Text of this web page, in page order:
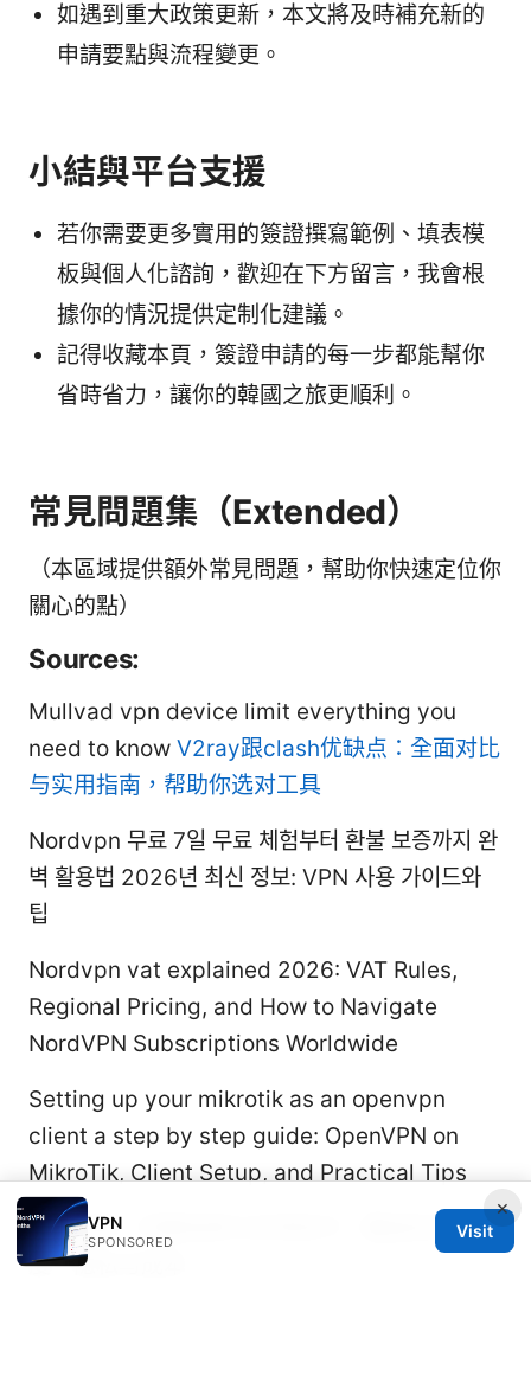
如遇到重大政策更新，本文將及時補充新的
申請要點與流程變更。
小結與平台支援
若你需要更多實用的簽證撰寫範例、填表模
板與個人化諮詢，歡迎在下方留言，我會根
據你的情況提供定制化建議。
記得收藏本頁，簽證申請的每一步都能幫你
省時省力，讓你的韓國之旅更順利。
常見問題集（Extended）
（本區域提供額外常見問題，幫助你快速定位你
關心的點）
Sources:
Mullvad vpn device limit everything you
need to know V2ray跟clash优缺点：全面对比
与实用指南，帮助你选对工具
Nordvpn 무료 7일 무료 체험부터 환불 보증까지 완
벽 활용법 2026년 최신 정보: VPN 사용 가이드와
팁
Nordvpn vat explained 2026: VAT Rules,
Regional Pricing, and How to Navigate
NordVPN Subscriptions Worldwide
Setting up your mikrotik as an openvpn
client a step by step guide: OpenVPN on
MikroTik, Client Setup, and Practical Tips
Vpn免费：完整指南与实用技巧，覆盖安全、速
度、隐私与成本
×
VPN
SPONSORED
Visit